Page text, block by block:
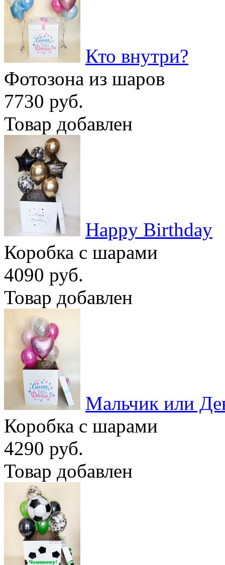
Кто внутри?
Фотозона из шаров
7730 руб.
Товар добавлен
Happy Birthday
Коробка с шарами
4090 руб.
Товар добавлен
Мальчик или
Коробка с шарами
4290 руб.
Товар добавлен